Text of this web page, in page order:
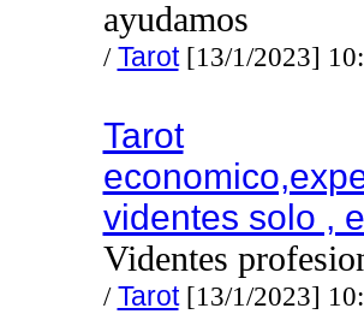
ayudamos
/Tarot[13/1/2023]
Tarot
videntes solo ,
Videntes
/Tarot[13/1/2023]